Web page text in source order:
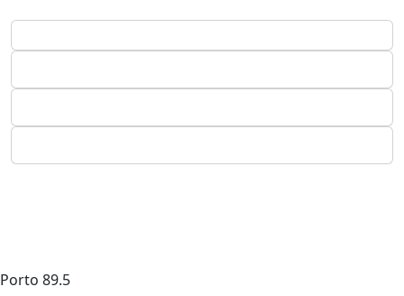
Porto 89.5